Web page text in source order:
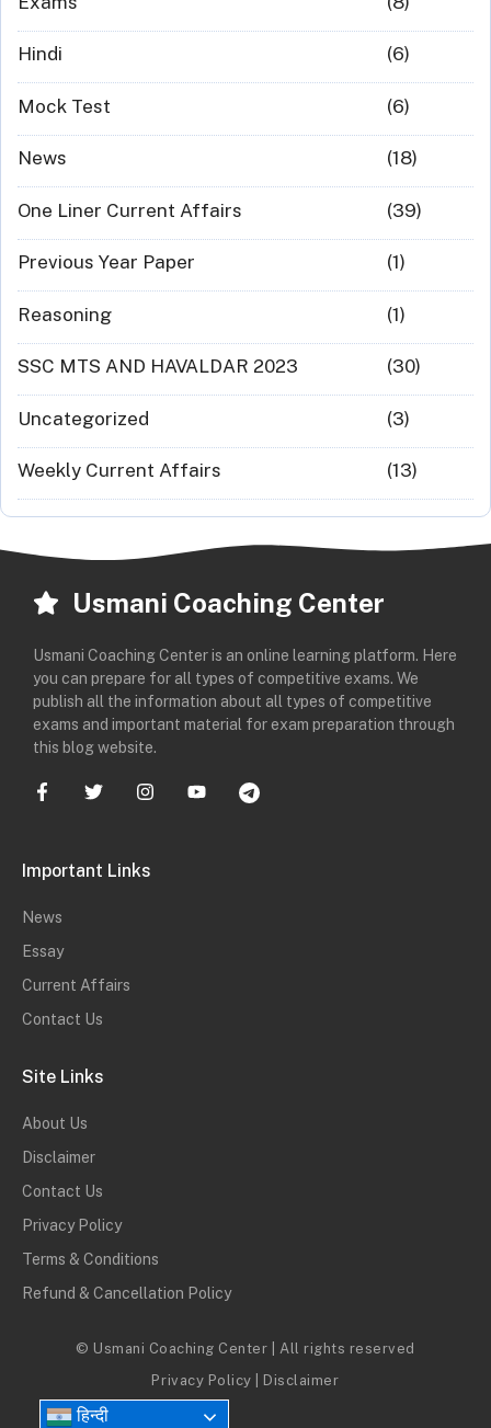
Hindi (6)
Mock Test (6)
News (18)
One Liner Current Affairs (39)
Previous Year Paper (1)
Reasoning (1)
SSC MTS AND HAVALDAR 2023 (30)
Uncategorized (3)
Weekly Current Affairs (13)
Usmani Coaching Center
Usmani Coaching Center is an online learning platform. Here
you can prepare for all types of competitive exams. We
publish all the information about all types of competitive
exams and important material for exam preparation through
this blog website.
Important Links
News
Essay
Current Affairs
Contact Us
Site Links
About Us
Disclaimer
Contact Us
Privacy Policy
Terms & Conditions
Refund & Cancellation Policy
© Usmani Coaching Center | All rights reserved
Privacy Policy
Disclaimer
हिन्दी